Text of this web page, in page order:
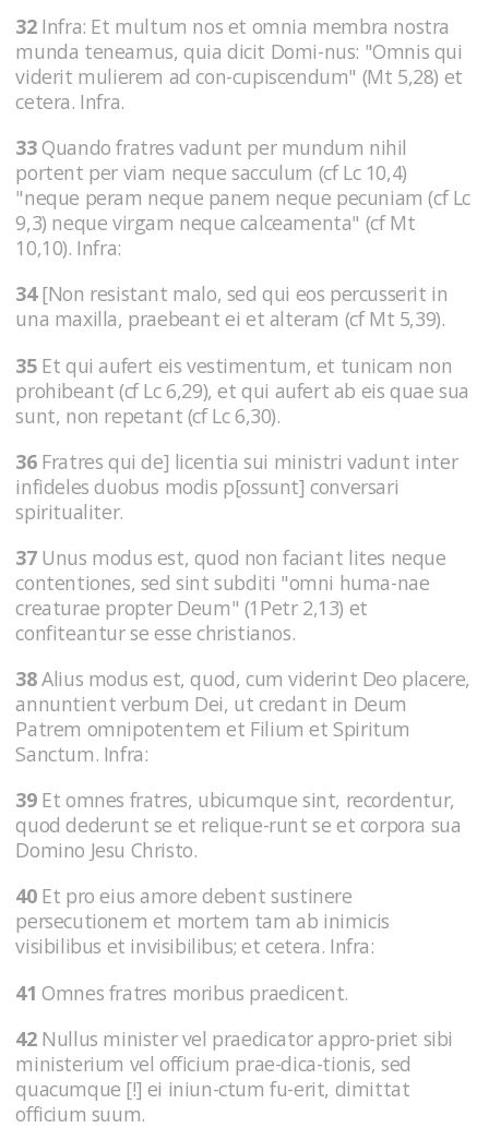
32Infra: Et multum nos et omnia membra nostra
munda teneamus, quia dicit Domi-nus: "Omnis qui
viderit mulierem ad con-cupiscendum" (Mt 5,28) et
cetera. Infra.
33Quando fratres vadunt per mundum nihil
portent per viam neque sacculum (cf Lc 10,4)
"neque peram neque panem neque pecuniam (cf Lc
9,3) neque virgam neque calceamenta" (cf Mt
10,10). Infra:
34[Non resistant malo, sed qui eos percusserit in
una maxilla, praebeant ei et alteram (cf Mt 5,39).
35Et qui aufert eis vestimentum, et tunicam non
prohibeant (cf Lc 6,29), et qui aufert ab eis quae sua
sunt, non repetant (cf Lc 6,30).
36Fratres qui de] licentia sui ministri vadunt inter
infideles duobus modis p[ossunt] conversari
spiritualiter.
37Unus modus est, quod non faciant lites neque
contentiones, sed sint subditi "omni huma-nae
creaturae propter Deum" (1Petr 2,13) et
confiteantur se esse christianos.
38Alius modus est, quod, cum viderint Deo placere,
annuntient verbum Dei, ut credant in Deum
Patrem omnipotentem et Filium et Spiritum
Sanctum. Infra:
39Et omnes fratres, ubicumque sint, recordentur,
quod dederunt se et relique-runt se et corpora sua
Domino Jesu Christo.
40Et pro eius amore debent sustinere
persecutionem et mortem tam ab inimicis
visibilibus et invisibilibus; et cetera. Infra:
41 Omnes fratres moribus praedicent.
42Nullus minister vel praedicator appro-priet sibi
ministerium vel officium prae-dica-tionis, sed
quacumque [!] ei iniun-ctum fu-erit, dimittat
officium suum.